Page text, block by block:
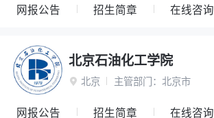
网报公告 招生简章 在线咨询
北京石油化工学院
 北京 主管部门： 北京市
网报公告 招生简章 在线咨询